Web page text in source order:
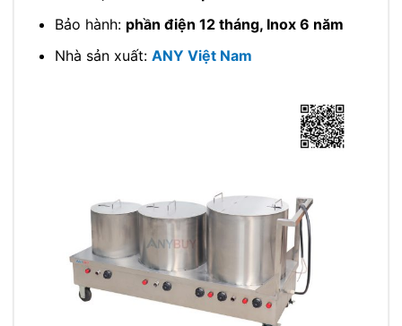
Bảo hành: phần điện 12 tháng, Inox 6 năm
Nhà sản xuất: ANY Việt Nam